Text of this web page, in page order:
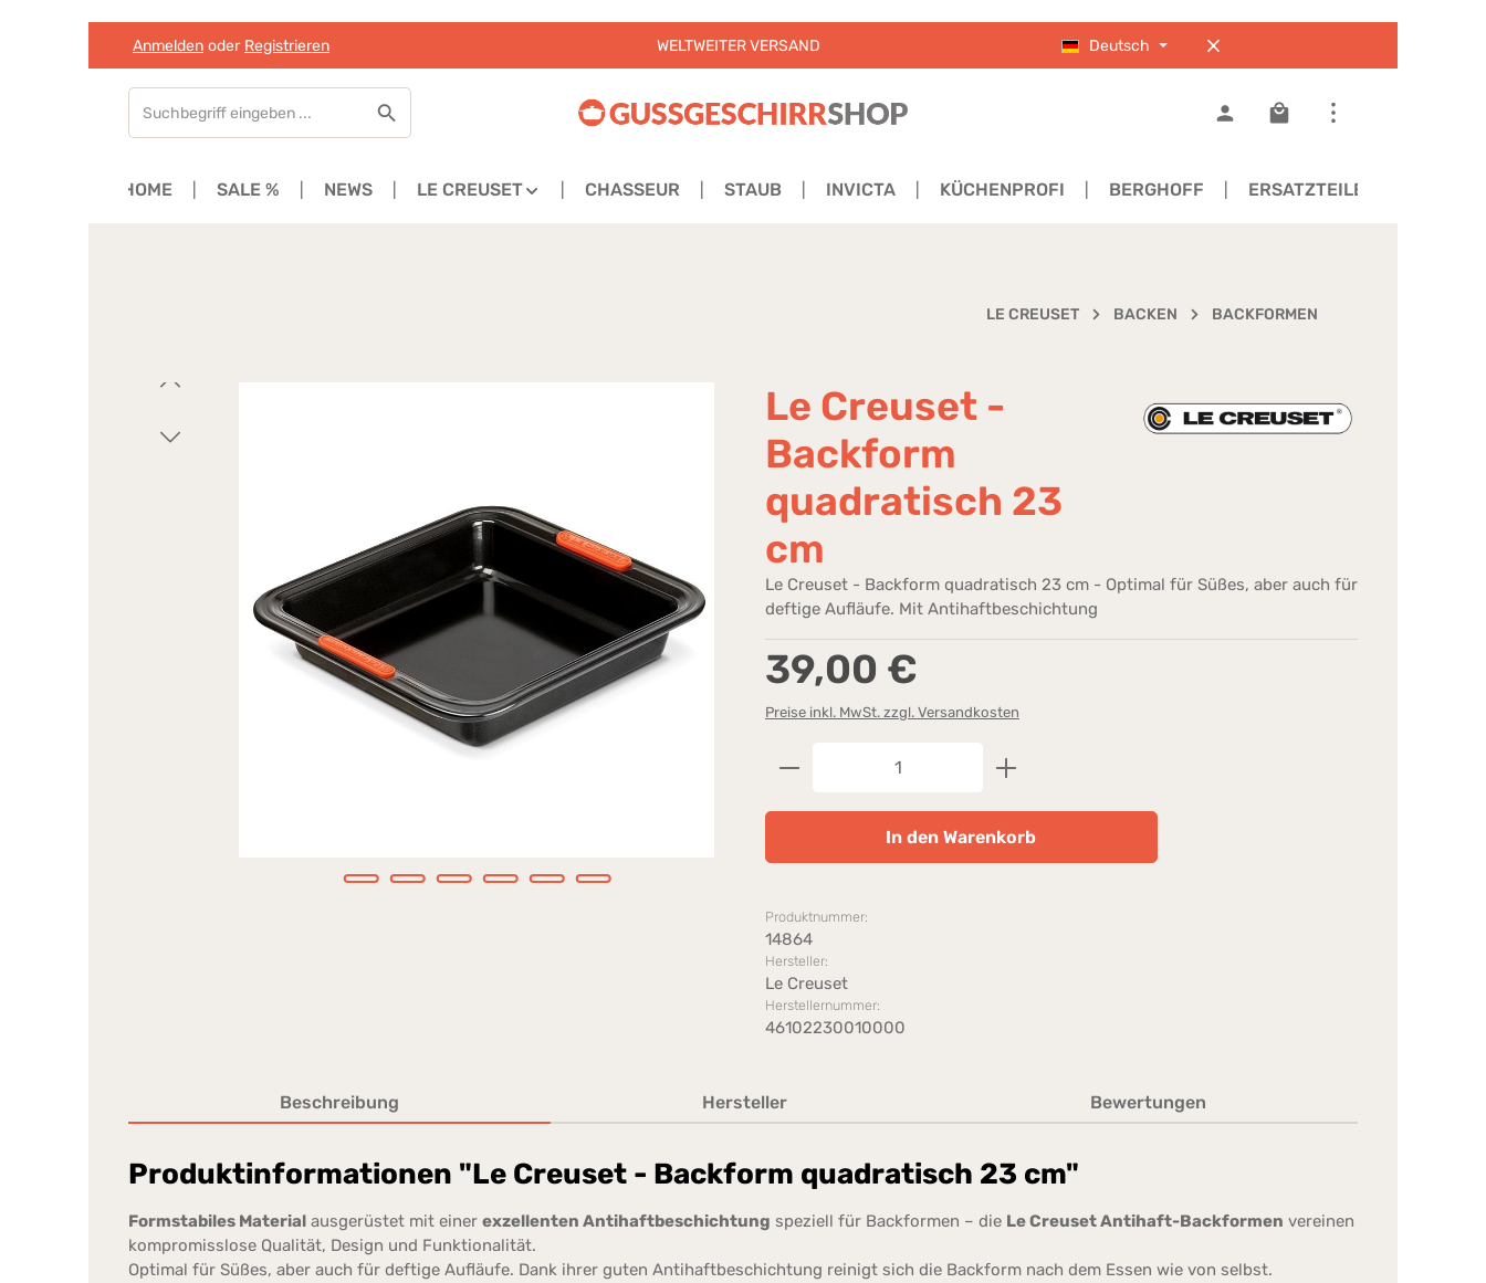
Zum Hauptinhalt springen
Zur Suche springen
Zur Hauptnavigation springen
Anmelden oder Registrieren WELTWEITER VERSAND Deutsch
Warenkorb enthält 0
HOME SALE % NEWS LE CREUSET CHASSEUR STAUB INVICTA KÜCHENPROFI BERGHOFF ERSATZTEILE
LE CREUSET BACKEN BACKFORMEN
Bildergalerie überspringen
Le Creuset -
Backform
quadratisch 23
cm
Le Creuset - Backform quadratisch 23 cm - Optimal für Süßes, aber auch für
deftige Aufläufe. Mit Antihaftbeschichtung
Regulärer Preis:
39,00 €
Preise inkl. MwSt. zzgl. Versandkosten
Produkt Anzahl: Gib den gewünschten Wert ein oder
In den Warenkorb
Produktnummer:
14864
Hersteller:
Le Creuset
Herstellernummer:
46102230010000
Beschreibung Hersteller Bewertungen
Produktinformationen "Le Creuset - Backform quadratisch 23 cm"
Formstabiles Material ausgerüstet mit einer exzellenten Antihaftbeschichtung speziell für Backformen – die Le Creuset Antihaft-Backformen vereinen
kompromisslose Qualität, Design und Funktionalität.
Optimal für Süßes, aber auch für deftige Aufläufe. Dank ihrer guten Antihaftbeschichtung reinigt sich die Backform nach dem Essen wie von selbst.